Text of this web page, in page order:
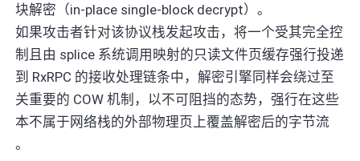
块解密（in-place single-block decrypt）。
如果攻击者针对该协议栈发起攻击，将一个受其完全控
制且由 splice 系统调用映射的只读文件页缓存强行投递
到 RxRPC 的接收处理链条中，解密引擎同样会绕过至
关重要的 COW 机制，以不可阻挡的态势，强行在这些
本不属于网络栈的外部物理页上覆盖解密后的字节流
。